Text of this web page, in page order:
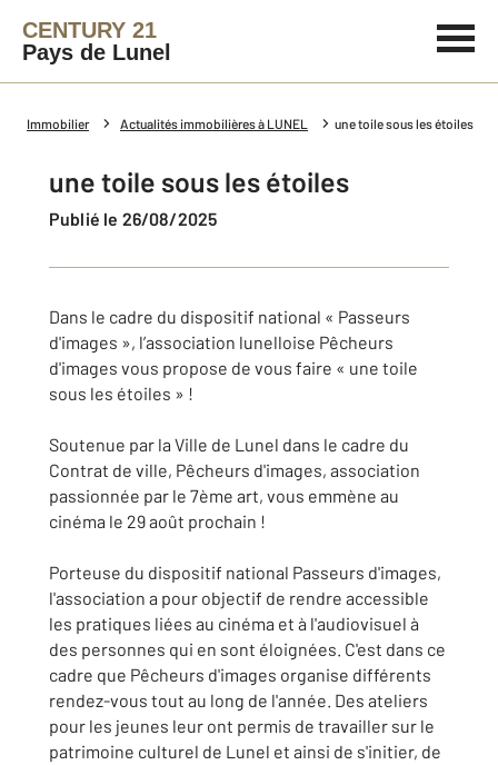
CENTURY 21
Pays de Lunel
Immobilier Actualités immobilières à LUNEL une toile sous les étoiles
une toile sous les étoiles
Publié le 26/08/2025
Dans le cadre du dispositif national « Passeurs
d'images », l’association lunelloise Pêcheurs
d'images vous propose de vous faire « une toile
sous les étoiles » !
Soutenue par la Ville de Lunel dans le cadre du
Contrat de ville, Pêcheurs d'images, association
passionnée par le 7ème art, vous emmène au
cinéma le 29 août prochain !
Porteuse du dispositif national Passeurs d'images,
l'association a pour objectif de rendre accessible
les pratiques liées au cinéma et à l'audiovisuel à
des personnes qui en sont éloignées. C'est dans ce
cadre que Pêcheurs d'images organise différents
rendez-vous tout au long de l'année. Des ateliers
pour les jeunes leur ont permis de travailler sur le
patrimoine culturel de Lunel et ainsi de s'initier, de